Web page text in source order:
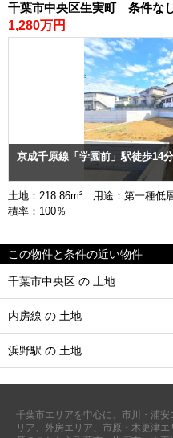
千葉市中央区生実町 条件な
1,280万円
京成千原線「学園前」駅徒歩14分
土地：218.86m² 用途：第一種
積率：100％
この物件と条件の近い物件
千葉市中央区 の 土地
内房線 の 土地
浜野駅 の 土地
千葉市エリアを中心に、市川・浦
リア、外房エリア、市原・木更津